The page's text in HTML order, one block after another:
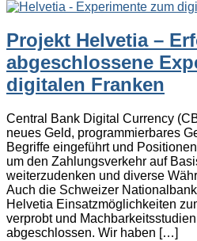
Projekt Helvetia –
abgeschlossene
digitalen Franken
Central Bank Digital Currency
neues Geld, programmierbares
Begriffe eingeführt und
um den Zahlungsverkehr auf
weiterzudenken und diverse
Auch die Schweizer
Helvetia Einsatzmöglichkeiten
verprobt und
abgeschlossen. Wir haben […]